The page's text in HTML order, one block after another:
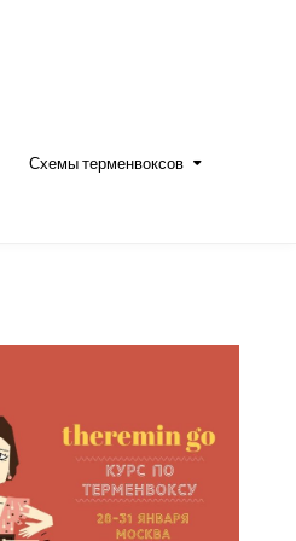
Схемы терменвоксов